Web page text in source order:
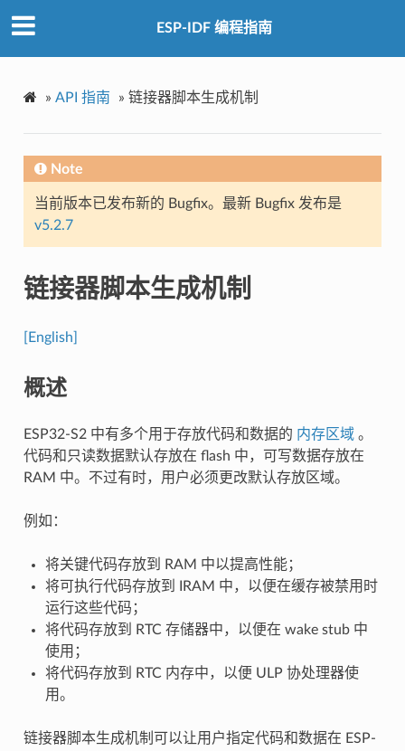
ESP-IDF 编程指南
» API 指南 » 链接器脚本生成机制
Note
当前版本已发布新的 Bugfix。最新 Bugfix 发布是
v5.2.7
链接器脚本生成机制
[English]
概述
ESP32-S2 中有多个用于存放代码和数据的 内存区域。
代码和只读数据默认存放在 flash 中，可写数据存放在
RAM 中。不过有时，用户必须更改默认存放区域。
例如：
将关键代码存放到 RAM 中以提高性能；
将可执行代码存放到 IRAM 中，以便在缓存被禁用时
运行这些代码；
将代码存放到 RTC 存储器中，以便在 wake stub 中
使用；
将代码存放到 RTC 内存中，以便 ULP 协处理器使
用。
链接器脚本生成机制可以让用户指定代码和数据在 ESP-